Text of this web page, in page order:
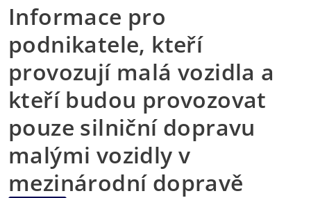
Informace pro
podnikatele, kteří
provozují malá vozidla a
kteří budou provozovat
pouze silniční dopravu
malými vozidly v
mezinárodní dopravě